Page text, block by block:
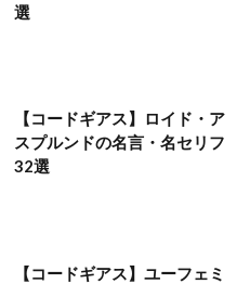
選
【コードギアス】ロイド・ア
スプルンドの名言・名セリフ
32選
【コードギアス】ユーフェミ